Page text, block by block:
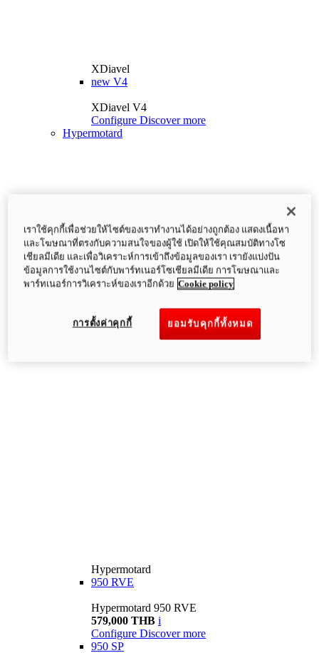
XDiavel
new V4
XDiavel V4
Configure Discover more
Hypermotard
Hypermotard
950 RVE
Hypermotard 950 RVE
579,000 THB i
Configure Discover more
950 SP
เราใช้คุกกี้เพื่อช่วยให้ไซต์ของเราทำงานได้อย่างถูกต้อง แสดงเนื้อหา
และโฆษณาที่ตรงกับความสนใจของผู้ใช้ เปิดให้ใช้คุณสมบัติทางโซ
เชียลมีเดีย และเพื่อวิเคราะห์การเข้าถึงข้อมูลของเรา เรายังแบ่งปัน
ข้อมูลการใช้งานไซต์กับพาร์ทเนอร์โซเชียลมีเดีย การโฆษณาและ
พาร์ทเนอร์การวิเคราะห์ของเราอีกด้วย Cookie policy
ยอมรับคุกกี้ทั้งหมด
การตั้งค่าคุกกี้